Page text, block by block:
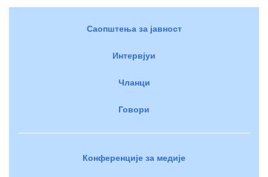
Саопштења за јавност
Интервјуи
Чланци
Говори
Конференције за медије